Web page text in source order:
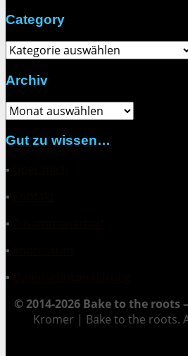
Category
Category
Archiv
Archiv
Gut zu wissen…
▪
▪
▪
▪
▪
© 2014-2026 Bake to the roots –
Kromer | Bake to the roots.